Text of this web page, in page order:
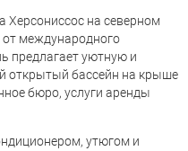
Херсониссос на северном
от международного
предлагает уютную и
открытый бассейн на крыше
бюро, услуги аренды
утюгом и